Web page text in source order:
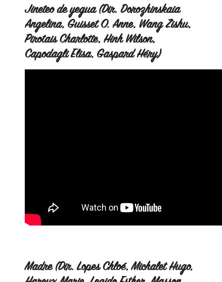
Jineteo de yegua (Dir. Dorozhinskaia
Angelina, Guisset O. Anne, Wang Zishu,
Pirotais Charlotte, Hinh Wilson,
Capodagli Elisa, Gaspard Héry)
Madre (Dir. Lopes Chloé, Michalet Hugo,